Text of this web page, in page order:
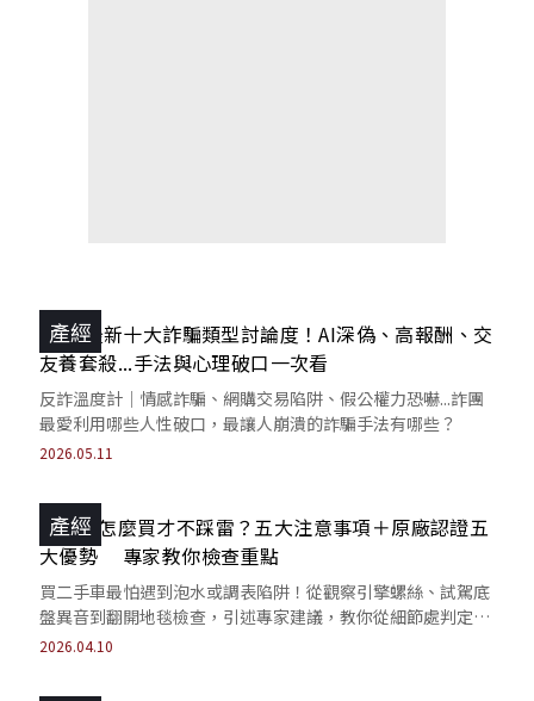
產經
2026最新十大詐騙類型討論度！AI深偽、高報酬、交
友養套殺...手法與心理破口一次看
反詐溫度計｜情感詐騙、網購交易陷阱、假公權力恐嚇...詐團
最愛利用哪些人性破口，最讓人崩潰的詐騙手法有哪些？
2026.05.11
產經
中古車怎麼買才不踩雷？五大注意事項＋原廠認證五
大優勢 專家教你檢查重點
買二手車最怕遇到泡水或調表陷阱！從觀察引擎螺絲、試駕底
盤異音到翻開地毯檢查，引述專家建議，教你從細節處判定車
況，並透過履歷與合約規避維修錢坑。
2026.04.10